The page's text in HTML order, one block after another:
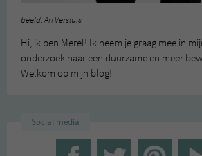
beeld: Ari Versluis
Hi, ik ben Merel! Ik neem je graag mee in
onderzoek naar een duurzame en meer
Welkom op mijn blog!
Social media